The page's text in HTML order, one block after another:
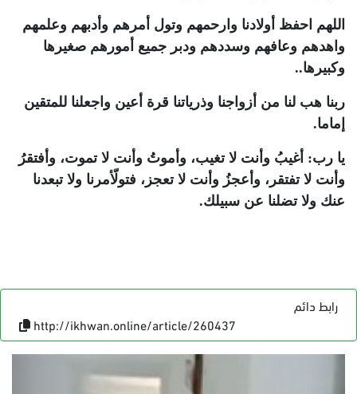
اللهم احفظ أولادنا وارحمهم وتول أمرهم وأدبهم وعلمهم
واهدهم وعافهم وسددهم ودبر جميع أمورهم صغيرها
وكبيرها..
ربنا هب لنا من أزواجنا وذرياتنا قرة أعين واجعلنا للمتقين
إماما.
يا رب: أغيبُ وأنت لا تغيب، وأموتُ وأنت لا تموت، وأفتقرُ
وأنت لا تفتقر، وأعجزُ وأنت لا تعجز، فتولّأمرنا ولا تبعدنا
عنك ولا تضلنا عن سبيلك.
رابط دائم
http://ikhwan.online/article/260437